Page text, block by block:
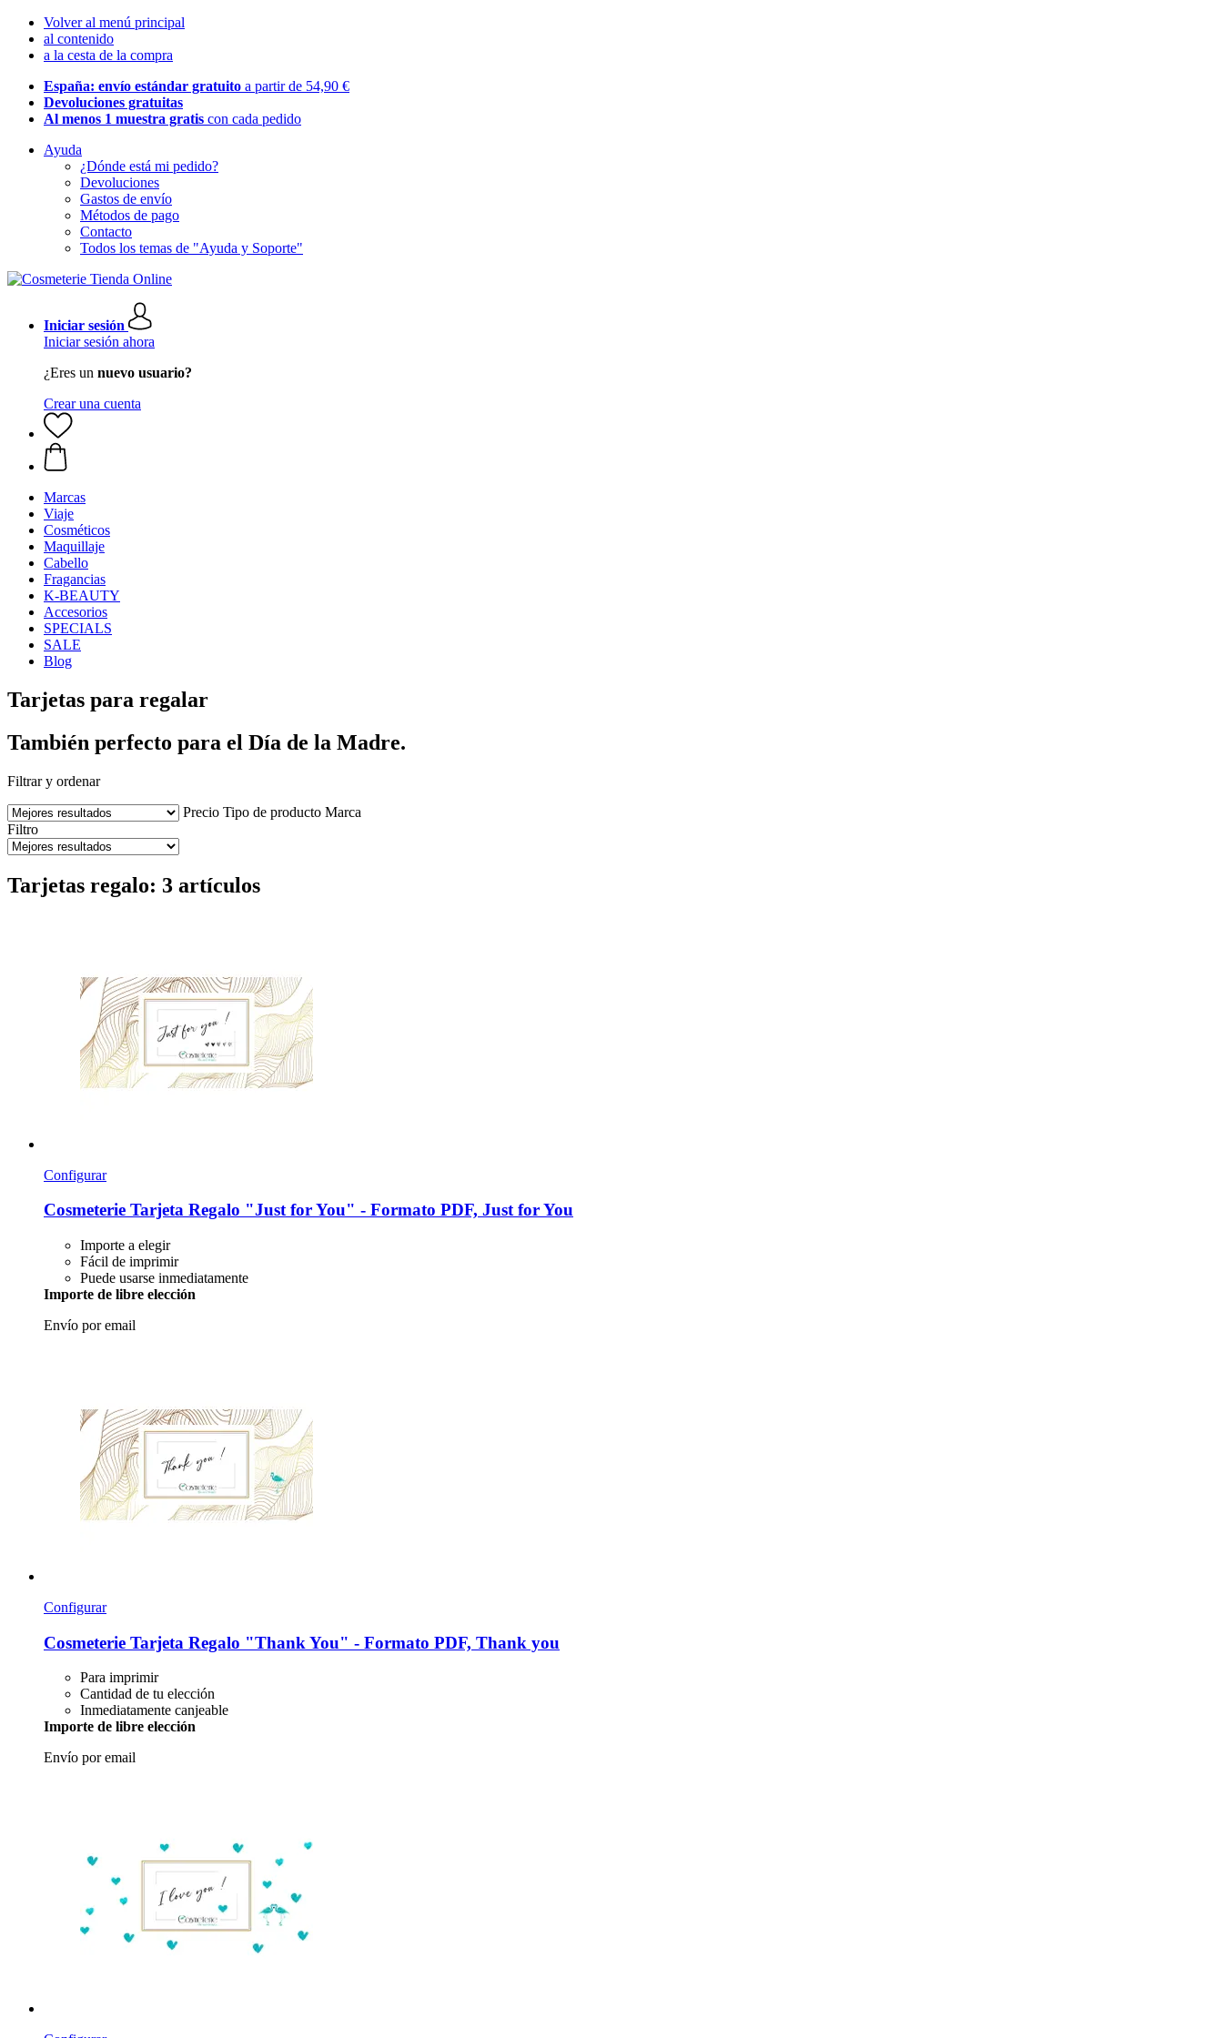
Volver al menú principal
al contenido
a la cesta de la compra
España: envío estándar gratuito a partir de 54,90 €
Devoluciones gratuitas
Al menos 1 muestra gratis con cada pedido
Ayuda
¿Dónde está mi pedido?
Devoluciones
Gastos de envío
Métodos de pago
Contacto
Todos los temas de "Ayuda y Soporte"
Iniciar sesión
Iniciar sesión ahora
¿Eres un nuevo usuario?
Crear una cuenta
Marcas
Viaje
Cosméticos
Maquillaje
Cabello
Fragancias
K-BEAUTY
Accesorios
SPECIALS
SALE
Blog
Tarjetas para regalar
También perfecto para el Día de la Madre.
Filtrar y ordenar
Precio Tipo de producto Marca
Filtro
Tarjetas regalo: 3 artículos
Configurar
Cosmeterie Tarjeta Regalo "Just for You" -​ Formato PDF, Just for You
Importe a elegir
Fácil de imprimir
Puede usarse inmediatamente
Importe de libre elección
Envío por email
Configurar
Cosmeterie Tarjeta Regalo "Thank You" -​ Formato PDF, Thank you
Para imprimir
Cantidad de tu elección
Inmediatamente canjeable
Importe de libre elección
Envío por email